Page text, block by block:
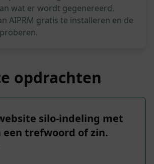
wat er wordt gegenereerd,
AIPRM gratis te installeren en de
opdrachten
silo-indeling met
een trefwoord of zin.